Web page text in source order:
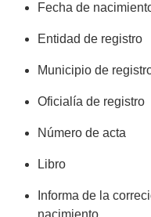
Fecha de
Entidad de registro
Municipio de
Oficialía de registro
Número de acta
Libro
Informa de la